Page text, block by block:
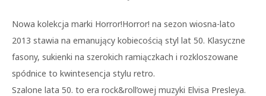
Nowa kolekcja marki Horror!Horror! na sezon wiosna-lato
2013 stawia na emanujący kobiecością styl lat 50. Klasyczne
fasony, sukienki na szerokich ramiączkach i rozkloszowane
spódnice to kwintesencja stylu retro.
Szalone lata 50. to era rock&roll’owej muzyki Elvisa Presleya.